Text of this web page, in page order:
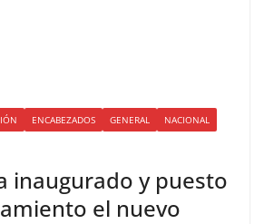
ENCABEZADOS GENERAL
NACIONAL
inaugurado y puesto
el nuevo